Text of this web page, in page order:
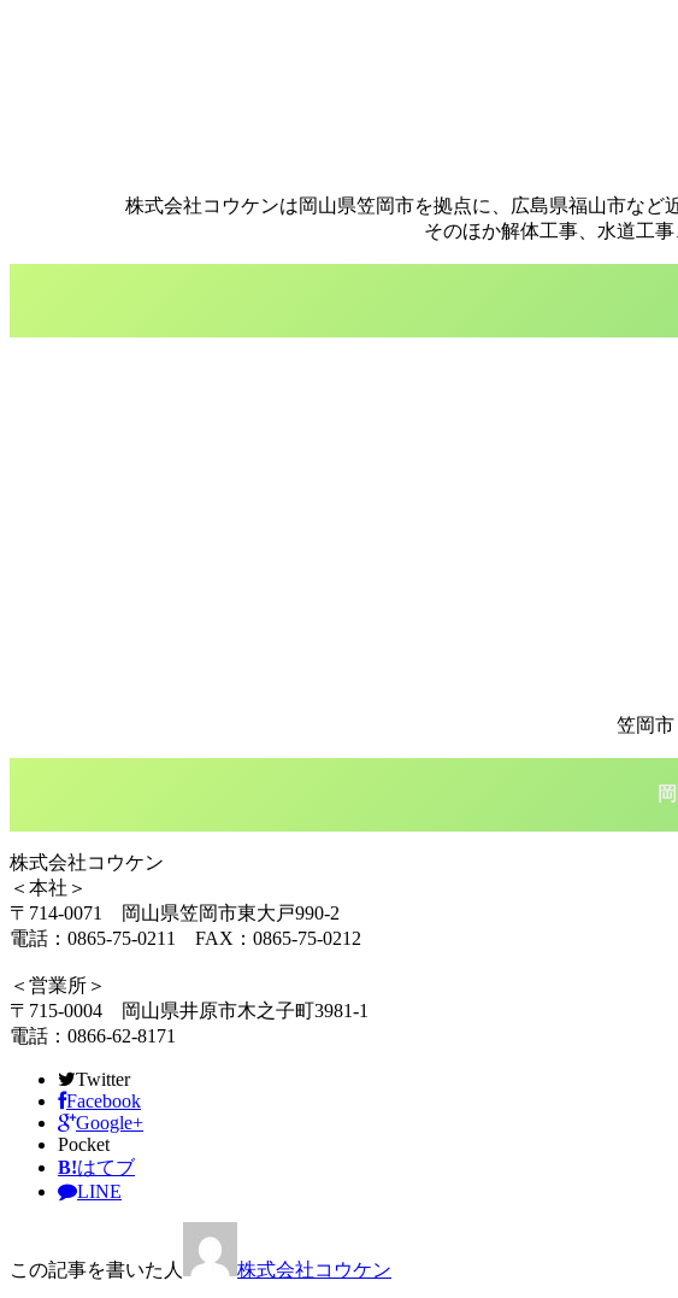
株式会社コウケンは岡山県笠岡市を拠点に、広島県福山市など
そのほか解体工事、水道工
笠岡
株式会社コウケン
＜本社＞
〒714-0071 岡山県笠岡市東大戸990-2
電話：0865-75-0211 FAX：0865-75-0212
＜営業所＞
〒715-0004 岡山県井原市木之子町3981-1
電話：0866-62-8171
Twitter
Facebook
Google+
Pocket
B!はてブ
LINE
この記事を書いた人 株式会社コウケン